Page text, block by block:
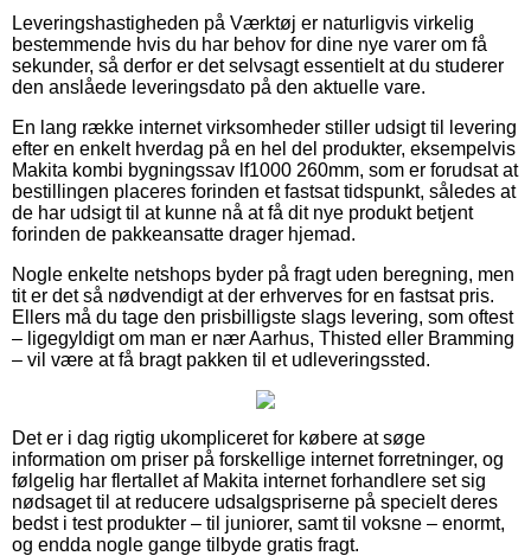
Leveringshastigheden på Værktøj er naturligvis virkelig
bestemmende hvis du har behov for dine nye varer om få
sekunder, så derfor er det selvsagt essentielt at du studerer
den anslåede leveringsdato på den aktuelle vare.
En lang række internet virksomheder stiller udsigt til levering
efter en enkelt hverdag på en hel del produkter, eksempelvis
Makita kombi bygningssav lf1000 260mm, som er forudsat at
bestillingen placeres forinden et fastsat tidspunkt, således at
de har udsigt til at kunne nå at få dit nye produkt betjent
forinden de pakkeansatte drager hjemad.
Nogle enkelte netshops byder på fragt uden beregning, men
tit er det så nødvendigt at der erhverves for en fastsat pris.
Ellers må du tage den prisbilligste slags levering, som oftest
– ligegyldigt om man er nær Aarhus, Thisted eller Bramming
– vil være at få bragt pakken til et udleveringssted.
Det er i dag rigtig ukompliceret for købere at søge
information om priser på forskellige internet forretninger, og
følgelig har flertallet af Makita internet forhandlere set sig
nødsaget til at reducere udsalgspriserne på specielt deres
bedst i test produkter – til juniorer, samt til voksne – enormt,
og endda nogle gange tilbyde gratis fragt.